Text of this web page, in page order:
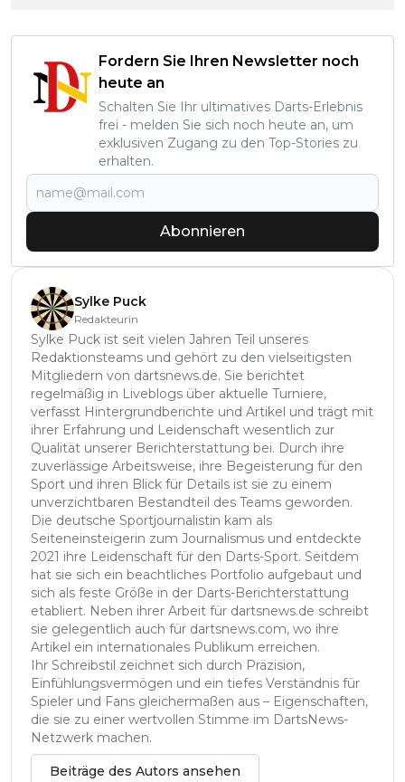
Fordern Sie Ihren Newsletter noch
heute an
Schalten Sie Ihr ultimatives Darts-Erlebnis
frei - melden Sie sich noch heute an, um
exklusiven Zugang zu den Top-Stories zu
erhalten.
Abonnieren
Sylke Puck
Redakteurin
Sylke Puck ist seit vielen Jahren Teil unseres
Redaktionsteams und gehört zu den vielseitigsten
Mitgliedern von dartsnews.de. Sie berichtet
regelmäßig in Liveblogs über aktuelle Turniere,
verfasst Hintergrundberichte und Artikel und trägt mit
ihrer Erfahrung und Leidenschaft wesentlich zur
Qualität unserer Berichterstattung bei. Durch ihre
zuverlässige Arbeitsweise, ihre Begeisterung für den
Sport und ihren Blick für Details ist sie zu einem
unverzichtbaren Bestandteil des Teams geworden.
Die deutsche Sportjournalistin kam als
Seiteneinsteigerin zum Journalismus und entdeckte
2021 ihre Leidenschaft für den Darts-Sport. Seitdem
hat sie sich ein beachtliches Portfolio aufgebaut und
sich als feste Größe in der Darts-Berichterstattung
etabliert. Neben ihrer Arbeit für dartsnews.de schreibt
sie gelegentlich auch für dartsnews.com, wo ihre
Artikel ein internationales Publikum erreichen.
Ihr Schreibstil zeichnet sich durch Präzision,
Einfühlungsvermögen und ein tiefes Verständnis für
Spieler und Fans gleichermaßen aus – Eigenschaften,
die sie zu einer wertvollen Stimme im DartsNews-
Netzwerk machen.
Beiträge des Autors ansehen